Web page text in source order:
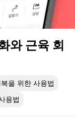
와 근육 회
을 위한 사용법
용법